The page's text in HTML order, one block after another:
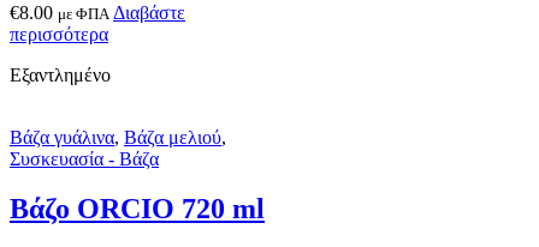
€8.00 με ΦΠΑ Διαβάστε
περισσότερα
Εξαντλημένο
Βάζα γυάλινα, Βάζα μελιού,
Συσκευασία - Βάζα
Βάζο ORCIO 720 ml